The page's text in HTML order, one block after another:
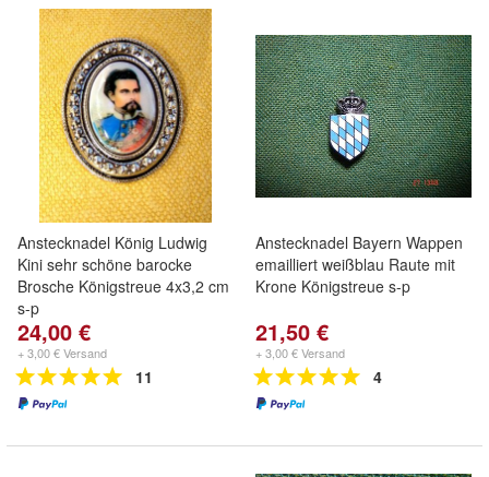
Anstecknadel König Ludwig
Kini sehr schöne barocke
Brosche Königstreue 4x3,2 cm
s-p
24,00 €
+ 3,00 € Versand
11
Anstecknadel Bayern Wappen
emailliert weißblau Raute mit
Krone Königstreue s-p
21,50 €
+ 3,00 € Versand
4